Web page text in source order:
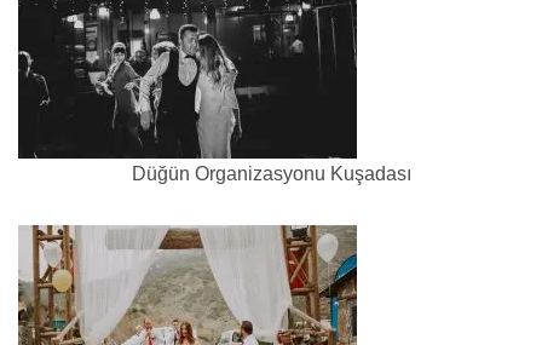
Düğün Organizasyonu Kuşadası